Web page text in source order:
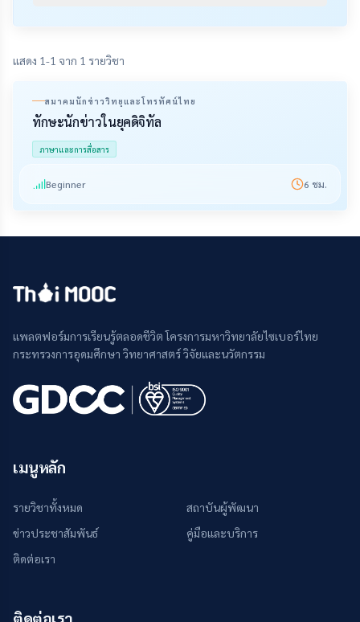
แสดง 1-1 จาก 1 รายวิชา
สมาคมนักข่าววิทยุและโทรทัศน์ไทย
ทักษะนักข่าวในยุคดิจิทัล
ภาษาและการสื่อสาร
Beginner 6 ชม.
แพลตฟอร์มการเรียนรู้ตลอดชีวิต โครงการมหาวิทยาลัยไซเบอร์ไทย
กระทรวงการอุดมศึกษา วิทยาศาสตร์ วิจัยและนวัตกรรม
เมนูหลัก
รายวิชาทั้งหมด
สถาบันผู้พัฒนา
ข่าวประชาสัมพันธ์
คู่มือและบริการ
ติดต่อเรา
ติดต่อเรา